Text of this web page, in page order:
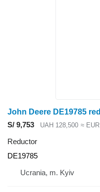
S/ 9,753 UAH 128,500 ≈
Reductor
DE19785
Ucrania, m. Kyiv